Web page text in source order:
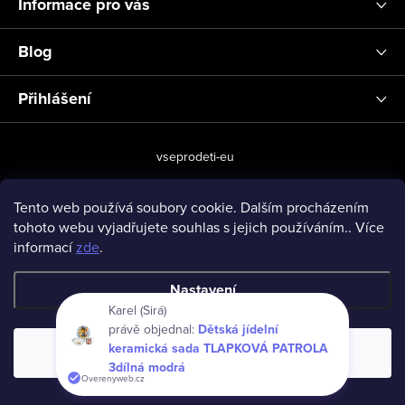
Tento web používá soubory cookie. Dalším procházením
tohoto webu vyjadřujete souhlas s jejich používáním.. Více
informacízde.
Nastavení
Souhlasím
Blog
Přihlášení
vseprodeti-eu
Copyright 2026www.vseprodeti.eu. Všechna práva vyhrazena.
Karel (Sirá)
právě objednal: Dětská jídelní
keramická sada TLAPKOVÁ PATROLA
3dílná modrá
Overenyweb.cz